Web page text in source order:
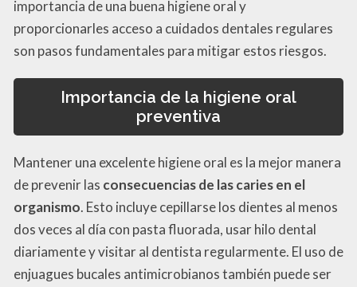
importancia de una buena higiene oral y
proporcionarles acceso a cuidados dentales regulares
son pasos fundamentales para mitigar estos riesgos.
Importancia de la higiene oral
preventiva
Mantener una excelente higiene oral es la mejor manera
de prevenir las consecuencias de las caries en el
organismo. Esto incluye cepillarse los dientes al menos
dos veces al día con pasta fluorada, usar hilo dental
diariamente y visitar al dentista regularmente. El uso de
enjuagues bucales antimicrobianos también puede ser